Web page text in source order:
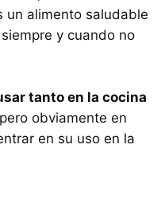
un alimento saludable
y cuando no
tanto en la cocina
obviamente en
en su uso en la